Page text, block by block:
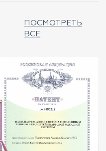
ПОСМОТРЕТЬ
ВСЕ